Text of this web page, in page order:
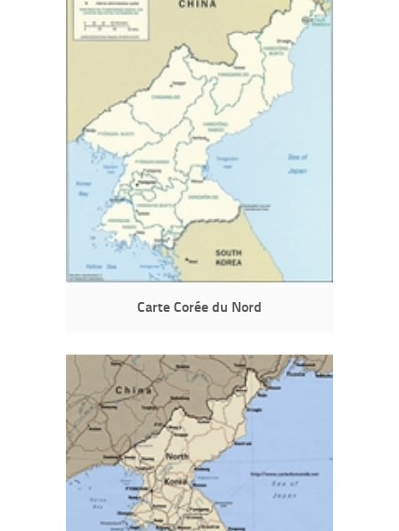
Carte Corée du Nord